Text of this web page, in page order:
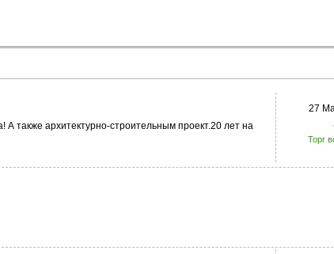
также архитектурно-строительным проект.20 лет на
27
Торг